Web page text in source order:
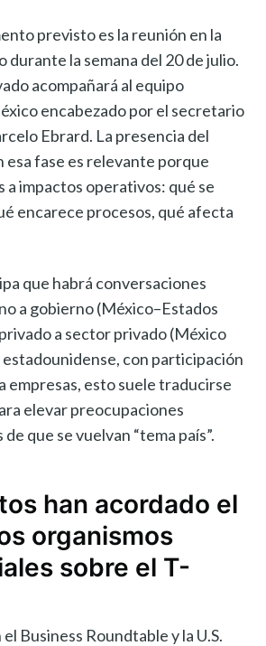
previsto es la reunión en la
durante la semana del 20 de julio.
acompañará al equipo
encabezado por el secretario
Ebrard. La presencia del
esa fase es relevante porque
a impactos operativos: qué se
encarece procesos, qué afecta
que habrá conversaciones
a gobierno (México–Estados
a sector privado (México
estadounidense, con participación
empresas, esto suele traducirse
elevar preocupaciones
que se vuelvan “tema país”.
han acordado el
organismos
sobre el T-
Business Roundtable y la U.S.